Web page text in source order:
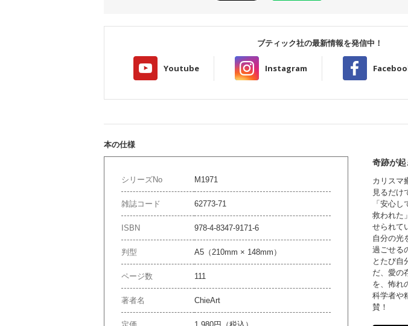
ブティック社の最新情報を発信中！
Youtube Instagram
本の仕様
シリーズNo M1971
雑誌コード 62773-71
ISBN 978-4-8347-9171-6
判型 A5（210mm × 148mm）
ページ数 111
著者名 ChieArt
奇跡が
カリスマ
見るだけ
「安心
救われた
せられて
自分の光
過ごせる
とたび自
だ、愛の
を、怖れ
科学者や
賛！